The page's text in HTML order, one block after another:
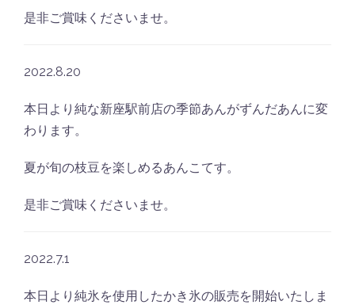
是非ご賞味くださいませ。
2022.8.20
本日より純な新座駅前店の季節あんがずんだあんに変
わります。
夏が旬の枝豆を楽しめるあんこてす。
是非ご賞味くださいませ。
2022.7.1
本日より純氷を使用したかき氷の販売を開始いたしま